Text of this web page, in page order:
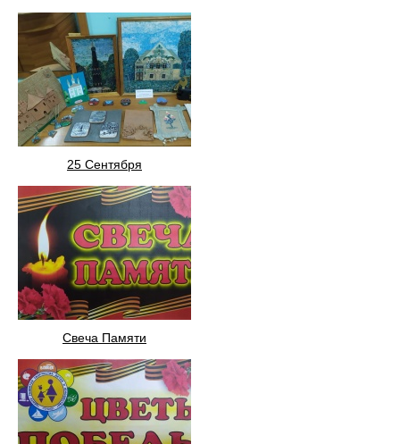
25 Сентября
Свеча Памяти